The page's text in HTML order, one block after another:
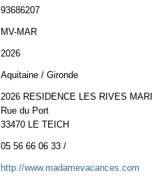
93686207
MV-MAR
2026
Aquitaine / Gironde
2026 RESIDENCE LES RIVES
Rue du Port
33470 LE TEICH
05 56 66 06 33 /
http://www.madamevacances.com